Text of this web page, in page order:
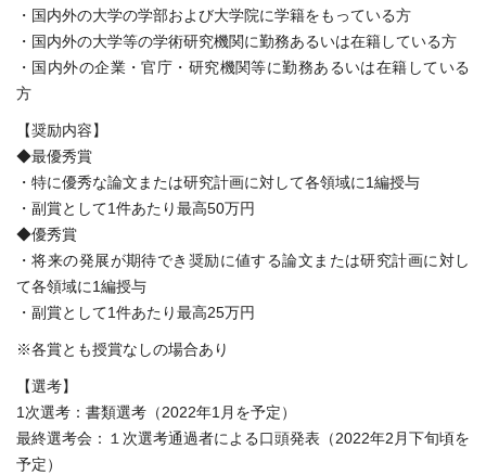
・国内外の大学の学部および大学院に学籍をもっている方
・国内外の大学等の学術研究機関に勤務あるいは在籍している方
・国内外の企業・官庁・研究機関等に勤務あるいは在籍している
方
【奨励内容】
◆最優秀賞
・特に優秀な論文または研究計画に対して各領域に1編授与
・副賞として1件あたり最高50万円
◆優秀賞
・将来の発展が期待でき奨励に値する論文または研究計画に対し
て各領域に1編授与
・副賞として1件あたり最高25万円
※各賞とも授賞なしの場合あり
【選考】
1次選考：書類選考（2022年1月を予定）
最終選考会：１次選考通過者による口頭発表（2022年2月下旬頃を
予定）